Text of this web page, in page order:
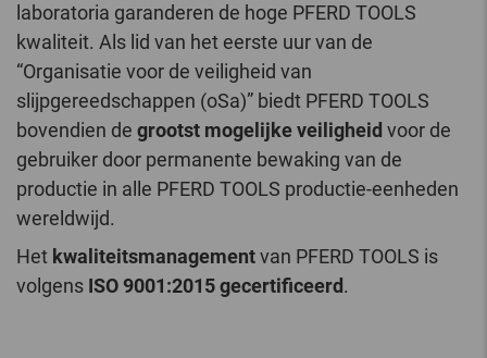
laboratoria garanderen de hoge PFERD TOOLS
kwaliteit. Als lid van het eerste uur van de
“Organisatie voor de veiligheid van
slijpgereedschappen (oSa)” biedt PFERD TOOLS
bovendien de grootst mogelijke veiligheid voor de
gebruiker door permanente bewaking van de
productie in alle PFERD TOOLS productie-eenheden
wereldwijd.
Het kwaliteitsmanagementvan PFERD TOOLS is
volgens ISO 9001:2015 gecertificeerd.